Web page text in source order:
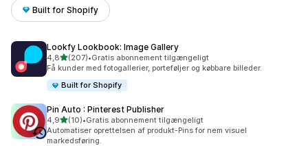
Built for Shopify
Lookfy Lookbook: Image Gallery
4,8ud af 5 stjerner
(207)
207 anmeldelser i alt
•Gratis abonnement tilgængeligt
Få kunder med fotogallerier, porteføljer og købbare billeder.
Built for Shopify
Pin Auto : Pinterest Publisher
4,9ud af 5 stjerner
(10)
10 anmeldelser i alt
•Gratis abonnement tilgængeligt
Automatiser oprettelsen af produkt-Pins for nem visuel
markedsføring.